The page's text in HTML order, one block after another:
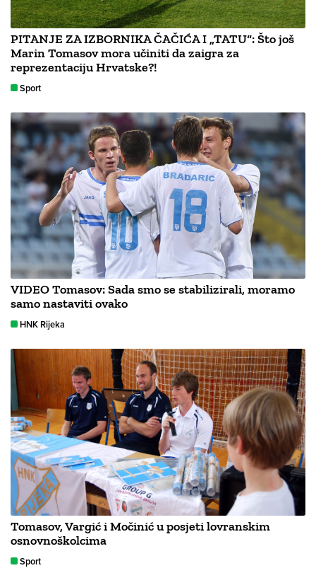
PITANJE ZA IZBORNIKA ČAČIĆA I „TATU“: Što još
Marin Tomasov mora učiniti da zaigra za
reprezentaciju Hrvatske?!
Sport
VIDEO Tomasov: Sada smo se stabilizirali, moramo
samo nastaviti ovako
HNK Rijeka
Tomasov, Vargić i Močinić u posjeti lovranskim
osnovnoškolcima
Sport